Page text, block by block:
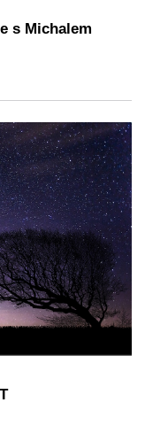
s Michalem